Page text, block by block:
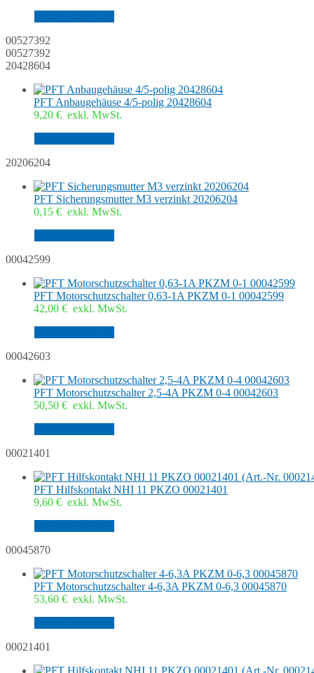
00527392
00527392
20428604
PFT Anbaugehäuse 4/5-polig 20428604
9,20 € exkl. MwSt.
20206204
PFT Sicherungsmutter M3 verzinkt 20206204
0,15 € exkl. MwSt.
00042599
PFT Motorschutzschalter 0,63-1A PKZM 0-1 00042599
42,00 € exkl. MwSt.
00042603
PFT Motorschutzschalter 2,5-4A PKZM 0-4 00042603
50,50 € exkl. MwSt.
00021401
PFT Hilfskontakt NHI 11 PKZO 00021401
9,60 € exkl. MwSt.
00045870
PFT Motorschutzschalter 4-6,3A PKZM 0-6,3 00045870
53,60 € exkl. MwSt.
00021401